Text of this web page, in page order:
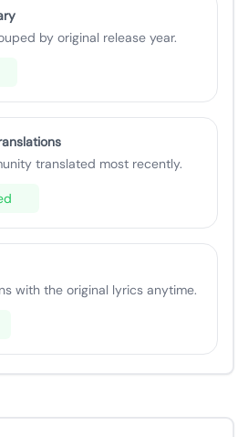
by original release year.
translated most recently.
with the original lyrics anytime.